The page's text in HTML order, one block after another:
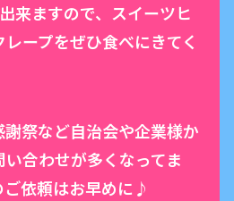
来ますので、スイーツヒ
ープをぜひ食べにきてく
祭など自治会や企業様か
合わせが多くなってま
依頼はお早めに♪